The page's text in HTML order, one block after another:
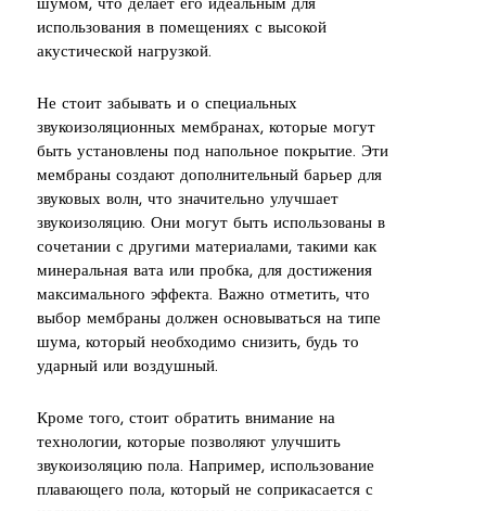
шумом, что делает его идеальным для
использования в помещениях с высокой
акустической нагрузкой.
Не стоит забывать и о специальных
звукоизоляционных мембранах, которые могут
быть установлены под напольное покрытие. Эти
мембраны создают дополнительный барьер для
звуковых волн, что значительно улучшает
звукоизоляцию. Они могут быть использованы в
сочетании с другими материалами, такими как
минеральная вата или пробка, для достижения
максимального эффекта. Важно отметить, что
выбор мембраны должен основываться на типе
шума, который необходимо снизить, будь то
ударный или воздушный.
Кроме того, стоит обратить внимание на
технологии, которые позволяют улучшить
звукоизоляцию пола. Например, использование
плавающего пола, который не соприкасается с